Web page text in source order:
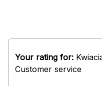
Your rating for:
Customer service